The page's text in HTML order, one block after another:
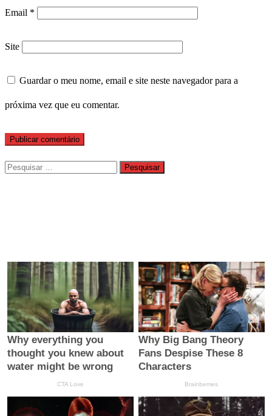
Email *
Site
Guardar o meu nome, email e site neste navegador para a
próxima vez que eu comentar.
Pesquisar
por: